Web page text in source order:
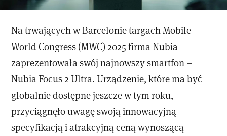
Na trwających w Barcelonie targach Mobile
World Congress (MWC) 2025 firma Nubia
zaprezentowała swój najnowszy smartfon –
Nubia Focus 2 Ultra. Urządzenie, które ma być
globalnie dostępne jeszcze w tym roku,
przyciągnęło uwagę swoją innowacyjną
specyfikacją i atrakcyjną ceną wynoszącą